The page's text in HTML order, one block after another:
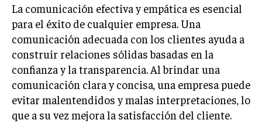
MARKETING DIGITAL
PUBLICIDAD
VENTAS Y PERSUASIÓN
GESTIÓN DE PRODUCTOS
COMUNICACIÓN CORPORATIVA
La comunicación efectiva y empática es esencial
para el éxito de cualquier empresa. Una
comunicación adecuada con los clientes ayuda a
construir relaciones sólidas basadas en la
confianza y la transparencia. Al brindar una
comunicación clara y concisa, una empresa puede
evitar malentendidos y malas interpretaciones, lo
que a su vez mejora la satisfacción del cliente.